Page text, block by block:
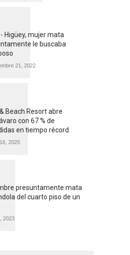
Higüey, mujer mata
le buscaba
21, 2022
Beach Resort abre
con 67 % de
en tiempo récord
2025
presuntamente mata
del cuarto piso de un
2023